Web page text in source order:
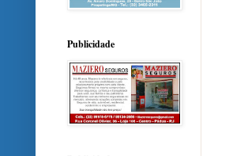
Publicidade